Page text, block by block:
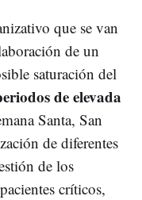
que se van
de un
saturación del
de elevada
Santa, San
de diferentes
de los
críticos,